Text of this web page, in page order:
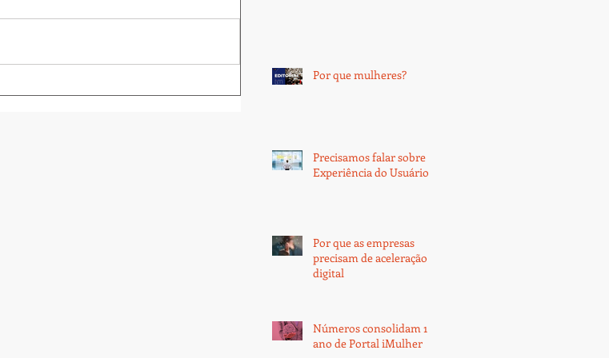
Por que mulheres?
Precisamos falar sobre
Experiência do Usuário
Por que as empresas
precisam de aceleração
digital
Números consolidam 1
ano de Portal iMulher